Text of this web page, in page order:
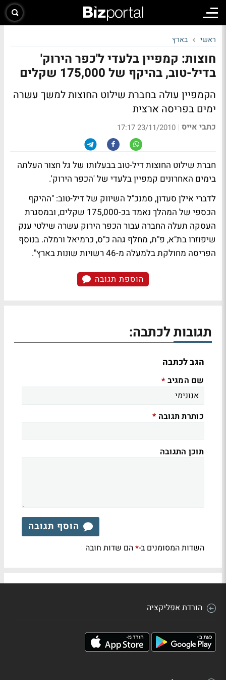
ראשי בארץ
חוצות: קמפיין בלעדי ל'כפר הירוק'
בדיל-טוב, בהיקף של 175,000 שקלים
הקמפיין עולה בחברת שילוט החוצות למשך עשרה
ימים בפריסה ארצית
כתבי אייס |
23/11/2010 17:17
חברת שילוט החוצות דיל-טוב בבעלותו של גל חצור העלתה
בימים האחרונים קמפיין בלעדי של 'הכפר הירוק'.
לדברי אילן סעדון, סמנכ"ל השיווק של דיל-טוב: "ההיקף
הכספי של המהלך נאמד בכ-175,000 שקלים, ובמסגרת
העסקה תעלה החברה עבור הכפר הירוק עשרה שילטי ענק
שיפוזרו בת"א, פ"ת, מחלף גהה כ"ס, כרמיאל ורמלה. בנוסף
הפריסה מחולקת בלמעלה מ-46 רשויות שונות בארץ".
הוספת תגובה
תגובות לכתבה:
הגב לכתבה
שם המגיב *
כותרת תגובה *
תוכן התגובה
הוסף תגובה
השדות המסומנים ב-*הם שדות חובה
הורדת אפליקציה